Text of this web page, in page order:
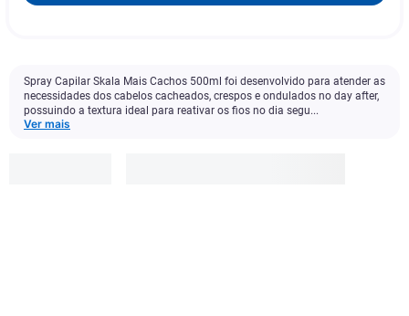
Spray Capilar Skala Mais Cachos 500ml foi desenvolvido para atender as
necessidades dos cabelos cacheados, crespos e ondulados no day after,
possuindo a textura ideal para reativar os fios no dia segu...
Ver mais